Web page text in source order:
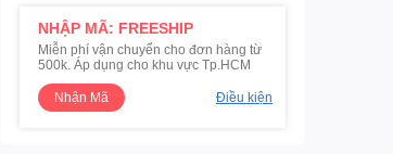
NHẬP MÃ: FREESHIP
Miễn phí vận chuyển cho đơn hàng từ
500k. Áp dụng cho khu vực Tp.HCM
Nhận Mã
Điều kiện